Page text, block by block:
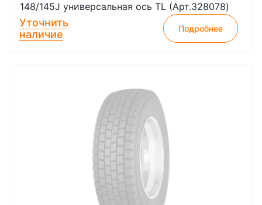
148/145J универсальная ось TL (Арт.328078)
Уточнить
наличие
Подробнее